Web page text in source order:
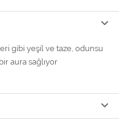
gibi yeşil ve taze, odunsu
aura sağlıyor